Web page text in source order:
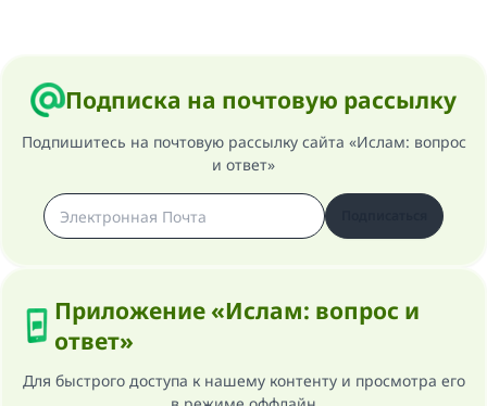
Подписка на почтовую рассылку
Подпишитесь на почтовую рассылку сайта «Ислам: вопрос
и ответ»
Приложение «Ислам: вопрос и
ответ»
Для быстрого доступа к нашему контенту и просмотра его